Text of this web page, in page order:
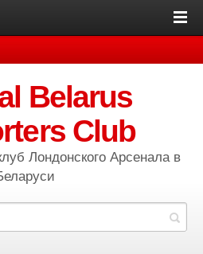
Belarus
Club
Лондонского Арсенала в